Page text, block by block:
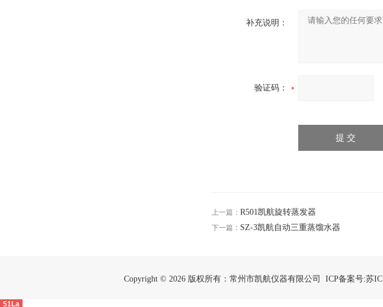
补充说明：
验证码：
上一篇： R501凯航旋转蒸发器
下一篇： SZ-3凯航自动三重蒸馏水器
Copyright © 2026 版权所有：常州市凯航仪器有限公司 ICP备案号:苏
51La